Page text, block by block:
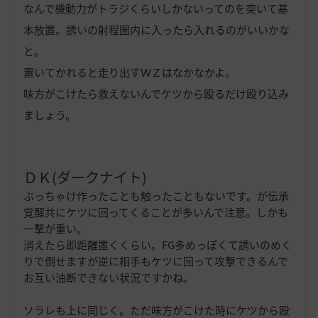
なんで機動力がトラジくらいしかないってのを突いて基
本放置。誘いの射程圏内に入ったら入れるのがいいかな
と。
置いてかれると走り出すＷＺはなかなかよ。
味方がこけたら救えないんでケツから殴るだけ殴り込み
ましょう。
ＤＫ(ダークナイト)
ぶっちゃけ作ったことも触ったこともないです。が伝承
覚醒共にケツに回ってくることが多いんで注意。しかも
一撃が重い。
消えたら即距離置くくらい。FG多めっぽくて誘いのめく
りで倒せますが逆に相手もケツに回って攻撃できるんで
お互い油断できない状況ですかね。
ソラレも上に同じく。ただ味方がこけた時にケツから殴